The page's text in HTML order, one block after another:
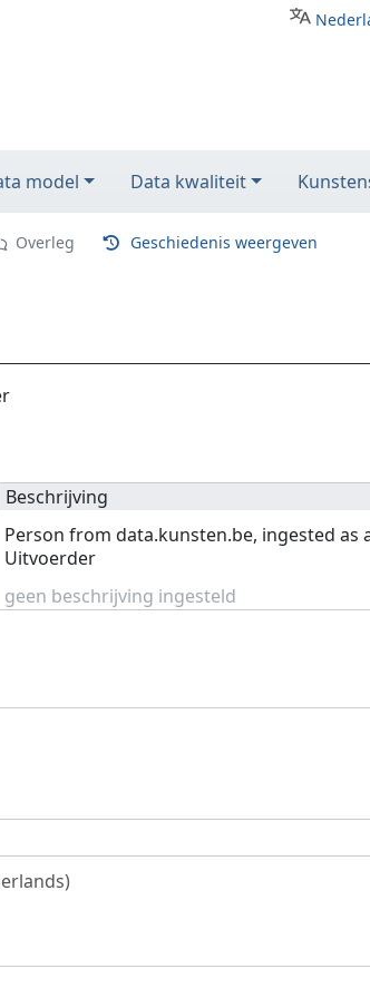
model Data kwaliteit
Overleg Geschiedenis weergeven
Beschrijving
Person from data.kunsten.be, ingested as
Uitvoerder
geen beschrijving ingesteld